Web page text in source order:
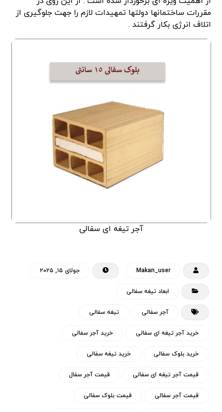
مقررات ساختمانها دولتها تمهیدات لازم را جهت جلوگیری از
اتلاف انرژی بکار گرفتند .
آجر تیغه ای سفالی
Makan_user جولای ۱۵, ۲۰۲۵
ابعاد تیغه سفالی
آجر سفالی تیغه سفالی
خرید آجر تیغه ای سفالی خرید آجر سفالی
خرید بلوک سفالی خرید تیغه سفالی
قیمت آجر تیغه ای سفالی قیمت آجر سفال
قیمت آجر سفالی قیمت بلوک سفالی